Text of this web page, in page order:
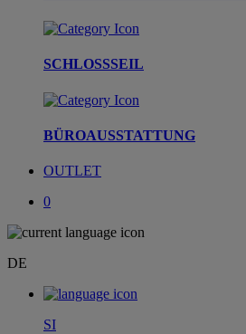
SCHLOSSSEIL
BÜROAUSSTATTUNG
OUTLET
0
DE
SI